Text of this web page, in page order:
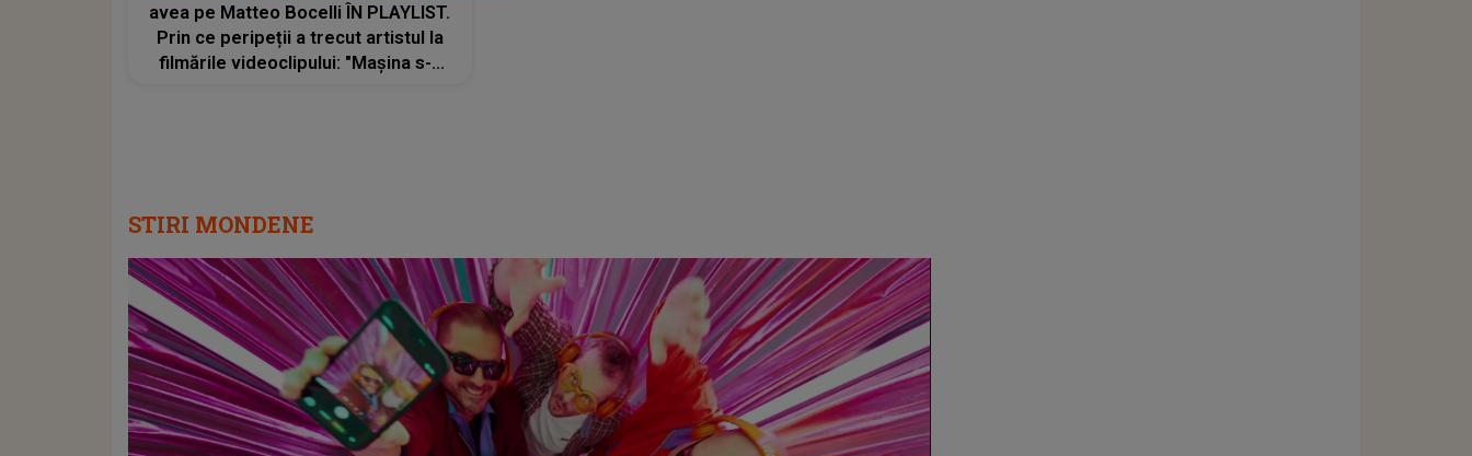
avea pe Matteo Bocelli ÎN PLAYLIST.
Prin ce peripeții a trecut artistul la
filmările videoclipului: "Mașina s-a
STIRI MONDENE